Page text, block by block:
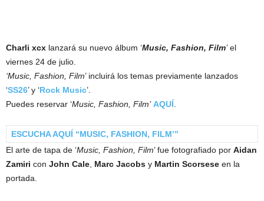
Charli xcx lanzará su nuevo álbum ‘Music, Fashion, Film’el
viernes 24 de julio.
‘Music, Fashion, Film’ incluirá los temas previamente lanzados
‘SS26’ y ‘Rock Music’.
Puedes reservar ‘Music, Fashion, Film’ AQUÍ
ESCUCHA AQUÍ “MUSIC, FASHION, FILM’”
El arte de tapa de ‘Music, Fashion, Film’ fue fotografiado por Aidan
Zamiri con John Cale Marc Jacobs y Martin Scorsese en la
portada.